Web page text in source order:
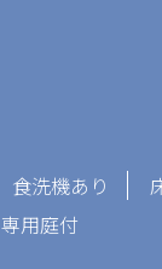
食洗機あり
専用庭付